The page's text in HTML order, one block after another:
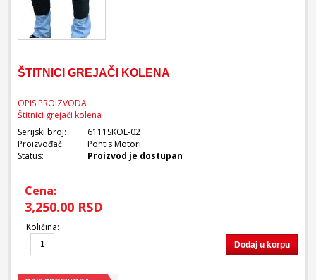
ŠTITNICI GREJAČI KOLENA
OPIS PROIZVODA
Štitnici grejači kolena
Serijski broj:
6111SKOL-02
Proizvođač:
Pontis Motori
Status:
Proizvod je dostupan
Cena:
3,250.00 RSD
Količina:
Dodaj u korpu